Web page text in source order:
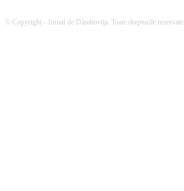
© Copyright - Jurnal de Dâmboviţa. Toate drepturile rezervate